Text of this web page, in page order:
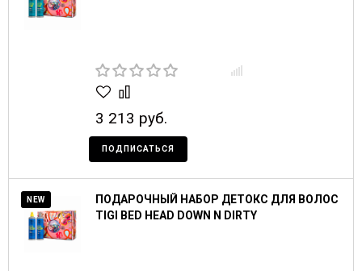
3 213 руб.
ПОДПИСАТЬСЯ
NEW
ПОДАРОЧНЫЙ НАБОР ДЕТОКС ДЛЯ ВОЛОС
TIGI BED HEAD DOWN N DIRTY